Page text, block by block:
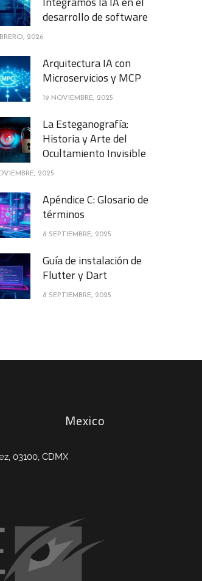
desarrollo de software
2026
Arquitectura IA con
Microservicios y MCP
19 NOVIEMBRE, 2025
La Esteganografía:
Historia y Arte del
Ocultamiento Invisible
2025
Apéndice C: Glosario de
términos
8 SEPTIEMBRE, 2025
Guía de instalación de
Flutter y Dart
8 SEPTIEMBRE, 2025
Mexico
03100, CDMX